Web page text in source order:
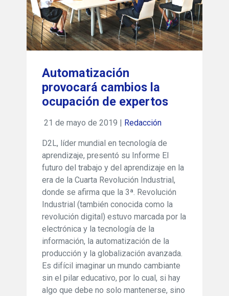
Automatización
provocará cambios la
ocupación de expertos
21 de mayo de 2019 | Redacción
D2L, líder mundial en tecnología de
aprendizaje, presentó su Informe El
futuro del trabajo y del aprendizaje en la
era de la Cuarta Revolución Industrial,
donde se afirma que la 3ª. Revolución
Industrial (también conocida como la
revolución digital) estuvo marcada por la
electrónica y la tecnología de la
información, la automatización de la
producción y la globalización avanzada.
Es difícil imaginar un mundo cambiante
sin el pilar educativo, por lo cual, si hay
algo que debe no solo mantenerse, sino